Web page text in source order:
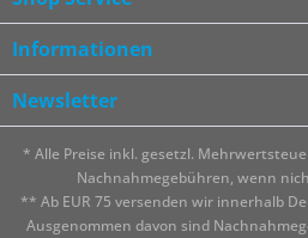
Informationen
Newsletter
* Alle Preise inkl. gesetzl.
Nachnahmegebühren, wenn
** Ab EUR 75 versenden wir innerhalb
Ausgenommen davon sind